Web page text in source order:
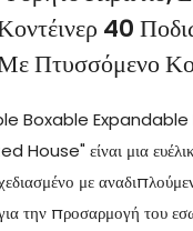
40
Πτυσσόμενο
Boxable
είναι μια
με
την προσαρμογή του